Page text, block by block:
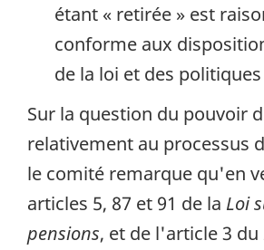
étant « retirée » est
conforme aux
de la loi et des
Sur la question du pouvoir
relativement au processus
le comité remarque qu'en
articles 5, 87 et 91 de la Loi
pensions, et de l'article 3 du